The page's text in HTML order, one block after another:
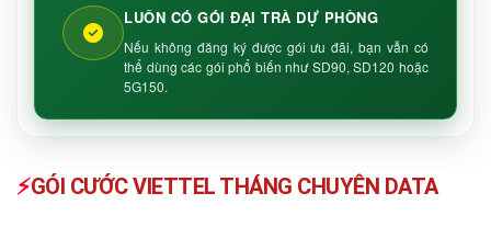
LUÔN CÓ GÓI ĐẠI TRÀ DỰ PHÒNG
Nếu không đăng ký được gói ưu đãi, bạn vẫn có
thể dùng các gói phổ biến như SD90, SD120 hoặc
5G150.
⚡GÓI CƯỚC VIETTEL THÁNG CHUYÊN DATA